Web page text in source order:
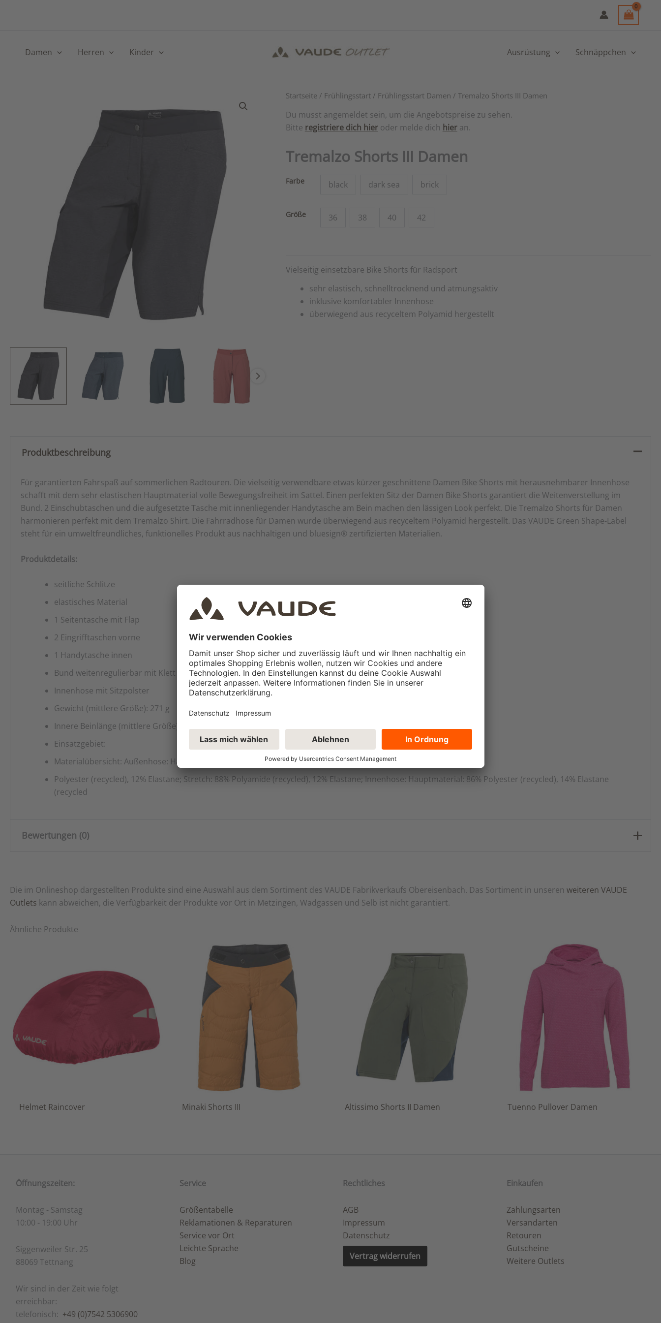
Damen
Herren Kinder Ausrüstung Schnäppchen
Startseite/ Frühlingsstart/ Frühlingsstart Damen / Tremalzo Shorts III Damen
Du musst angemeldet sein, um die Angebotspreise zu sehen.
Bitte registriere dich hieroder melde dich hier an.
Tremalzo Shorts III Damen
Farbe black dark sea brick
Größe 36 38 40 42
Vielseitig einsetzbare Bike Shorts für Radsport
sehr elastisch, schnelltrocknend und atmungsaktiv
inklusive komfortabler Innenhose
überwiegend aus recyceltem Polyamid hergestellt
Produktbeschreibung
Für garantierten Fahrspaß auf sommerlichen Radtouren. Die vielseitig verwendbare etwas kürzer geschnittene Damen Bike Shorts mit herausnehmbarer Innenhose
schafft mit dem sehr elastischen Hauptmaterial volle Bewegungsfreiheit im Sattel. Einen perfekten Sitz der Damen Bike Shorts garantiert die Weitenverstellung im
Bund. 2 Einschubtaschen und die aufgesetzte Tasche mit innenliegender Handytasche am Bein machen den lässigen Look perfekt. Die Tremalzo Shorts für Damen
harmonieren perfekt mit dem Tremalzo Shirt. Die Fahrradhose für Damen wurde überwiegend aus recyceltem Polyamid hergestellt. Das VAUDE Green Shape-Label
steht für ein umweltfreundliches, funktionelles Produkt aus nachhaltigen und bluesign® zertifizierten Materialien.
Produktdetails:
seitliche Schlitze
elastisches Material
1 Seitentasche mit Flap
2 Eingrifftaschen vorne
1 Handytasche innen
Bund weitenregulierbar mit Klett
Innenhose mit Sitzpolster
Gewicht (mittlere Größe): 271 g
Innere Beinlänge (mittlere Größe): 29 cm
Einsatzgebiet:
Materialübersicht: Außenhose: Hauptmaterial: 70% Polyamide (recycled), 18%
Polyester (recycled), 12% Elastane; Stretch: 88% Polyamide (recycled), 12% Elastane; Innenhose: Hauptmaterial: 86% Polyester (recycled), 14% Elastane
(recycled
Bewertungen (0)
Nur angemeldete Kunden, die dieses Produkt gekauft haben, dürfen eine Bewertung abgeben.
Die im Onlineshop dargestellten Produkte sind eine Auswahl aus dem Sortiment des VAUDE Fabrikverkaufs Obereisenbach. Das Sortiment in unseren weiteren VAUDE
Outlets kann abweichen, die Verfügbarkeit der Produkte vor Ort in Metzingen, Wadgassen und Selb ist nicht garantiert.
Ähnliche Produkte
Helmet Raincover Minaki Shorts III Altissimo Shorts II Damen Tuenno Pullover Damen
Öffnungszeiten:
Montag - Samstag
10:00 - 19:00 Uhr
Siggenweiler Str. 25
88069 Tettnang
Wir sind in der Zeit wie folgt
erreichbar:
telefonisch: +49 (0)7542 5306900
Service
Größentabelle
Reklamationen & Reparaturen
Service vor Ort
Leichte Sprache
Blog
Rechtliches
AGB
Impressum
Datenschutz
Vertrag widerrufen
Einkaufen
Zahlungsarten
Versandarten
Retouren
Gutscheine
Weitere Outlets